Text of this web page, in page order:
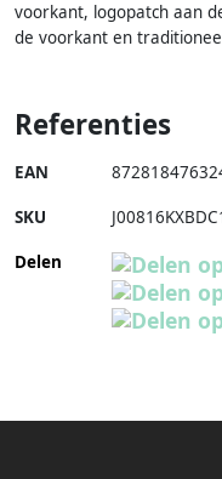
voorkant, logopatch aan
de voorkant en
Referenties
EAN
SKU
Delen